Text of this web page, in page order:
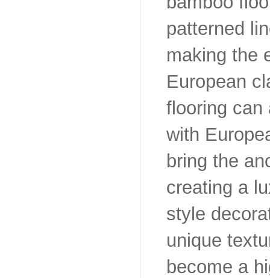
patterned
making the
European
flooring can
with
bring the
creating a
style
unique
become a